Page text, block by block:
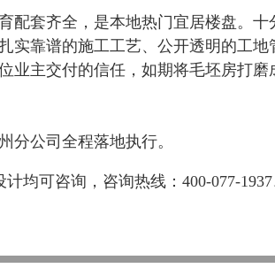
配套齐全，是本地热门宜居楼盘。十
实靠谱的施工工艺、公开透明的工地
业主交付的信任，如期将毛坯房打磨
分公司全程落地执行。
均可咨询，咨询热线：400-077-1937